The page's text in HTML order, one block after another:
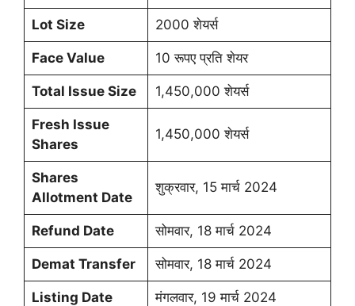
Lot Size 2000 शेयर्स
Face Value 10 रूपए प्रति शेयर
Total Issue Size 1,450,000 शेयर्स
Fresh Issue
Shares
1,450,000 शेयर्स
Shares
Allotment Date
शुक्रवार, 15 मार्च 2024
Refund Date सोमवार, 18 मार्च 2024
Demat Transfer सोमवार, 18 मार्च 2024
Listing Date मंगलवार, 19 मार्च 2024